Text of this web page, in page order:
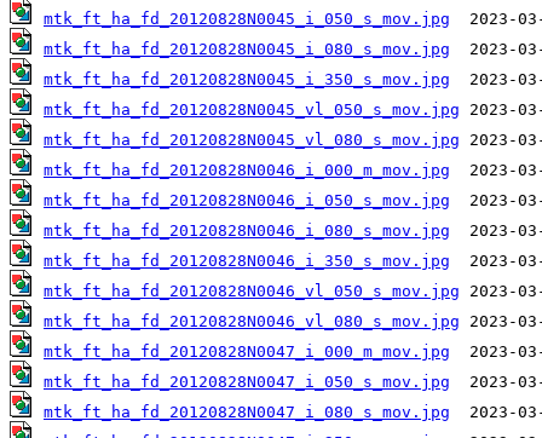
mtk_ft_ha_fd_20120828N0045_i_050_s_mov.jpg
mtk_ft_ha_fd_20120828N0045_i_080_s_mov.jpg
mtk_ft_ha_fd_20120828N0045_i_350_s_mov.jpg
mtk_ft_ha_fd_20120828N0045_vl_050_s_mov.jpg
mtk_ft_ha_fd_20120828N0045_vl_080_s_mov.jpg
mtk_ft_ha_fd_20120828N0046_i_000_m_mov.jpg
mtk_ft_ha_fd_20120828N0046_i_050_s_mov.jpg
mtk_ft_ha_fd_20120828N0046_i_080_s_mov.jpg
mtk_ft_ha_fd_20120828N0046_i_350_s_mov.jpg
mtk_ft_ha_fd_20120828N0046_vl_050_s_mov.jpg
mtk_ft_ha_fd_20120828N0046_vl_080_s_mov.jpg
mtk_ft_ha_fd_20120828N0047_i_000_m_mov.jpg
mtk_ft_ha_fd_20120828N0047_i_050_s_mov.jpg
mtk_ft_ha_fd_20120828N0047_i_080_s_mov.jpg